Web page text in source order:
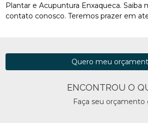
Plantar e Acupuntura Enxaqueca. Saiba
contato conosco. Teremos prazer em
ENCONTROU O
Faça seu orçamento
Quero meu